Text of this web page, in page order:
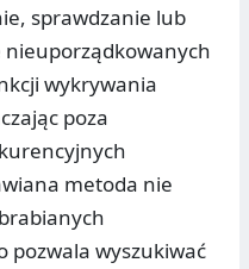
sprawdzanie lub
wykrywania
poza
metoda nie
pozwala wyszukiwać